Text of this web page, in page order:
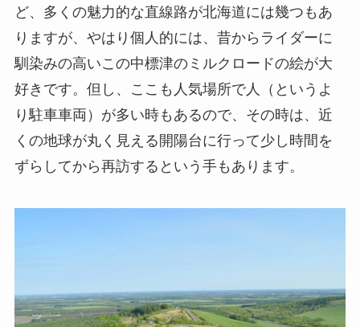
ど、多くの魅力的な直線路が北海道には幾つもあ
りますが、やはり個人的には、昔からライダーに
馴染みの高いこの中標津のミルクロードの絵が大
好きです。但し、ここも人気場所で人（というよ
り駐車車両）が多い時もあるので、その時は、近
くの地球が丸く見える開陽台に行って少し時間を
ずらしてから再訪するという手もあります。